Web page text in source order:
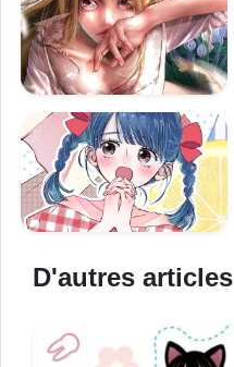
D'autres articles